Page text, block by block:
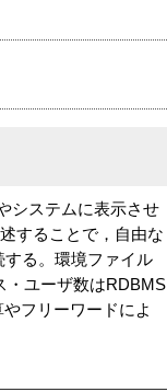
システムに表示させ
することで，自由な
る。環境ファイル
・ユーザ数はRDBMS
フリーワードによ